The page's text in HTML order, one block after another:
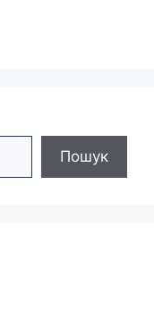
Пошук